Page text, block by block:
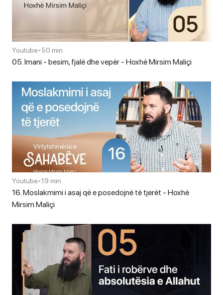
Youtube•50 min
05. Imani - besim, fjalë dhe vepër - Hoxhë Mirsim Maliçi
Youtube•19 min
16. Moslakmimi i asaj që e posedojnë të tjerët - Hoxhë
Mirsim Maliçi